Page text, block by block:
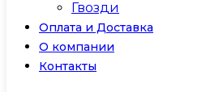
Гвозди
Оплата и Доставка
О компании
Контакты